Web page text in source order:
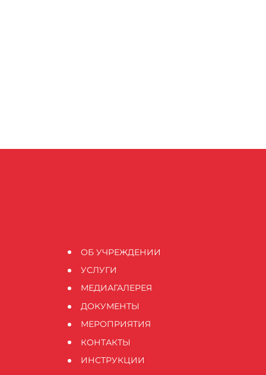
ОБ УЧРЕЖДЕНИИ
УСЛУГИ
МЕДИАГАЛЕРЕЯ
ДОКУМЕНТЫ
МЕРОПРИЯТИЯ
КОНТАКТЫ
ИНСТРУКЦИИ